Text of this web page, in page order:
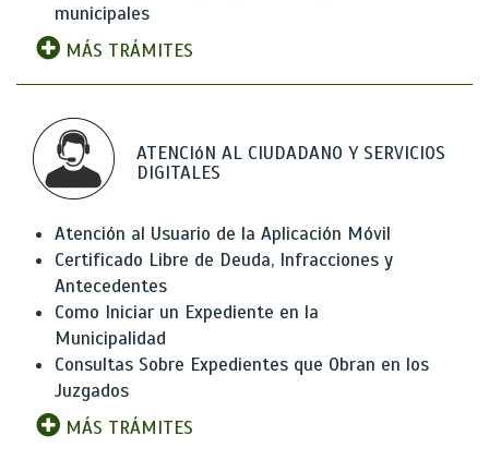
municipales
MÁS TRÁMITES
ATENCIóN AL CIUDADANO Y SERVICIOS
DIGITALES
Atención al Usuario de la Aplicación Móvil
Certificado Libre de Deuda, Infracciones y
Antecedentes
Como Iniciar un Expediente en la
Municipalidad
Consultas Sobre Expedientes que Obran en los
Juzgados
MÁS TRÁMITES